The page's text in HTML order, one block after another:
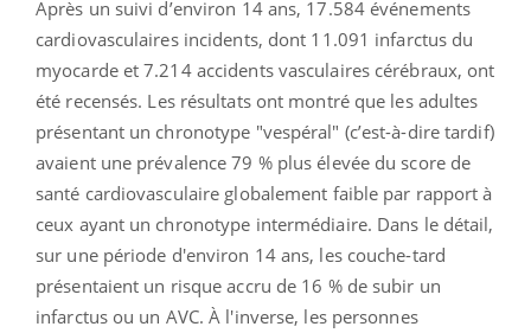
Après un suivi d’environ 14 ans, 17.584 événements
cardiovasculaires incidents, dont 11.091 infarctus du
myocarde et 7.214 accidents vasculaires cérébraux, ont
été recensés. Les résultats ont montré que les adultes
présentant un chronotype "vespéral" (c’est-à-dire tardif)
avaient une prévalence 79 % plus élevée du score de
santé cardiovasculaire globalement faible par rapport à
ceux ayant un chronotype intermédiaire. Dans le détail,
sur une période d'environ 14 ans, les couche-tard
présentaient un risque accru de 16 % de subir un
infarctus ou un AVC. À l'inverse, les personnes